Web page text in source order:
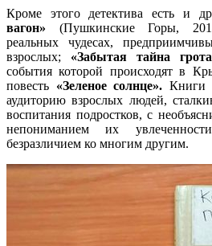
Кроме этого детектива есть и
вагон» (Пушкинские Горы,
реальных чудесах,
взрослых; «Забытая тайна
события которой происходят в
повесть «Зеленое солнце». Книги
аудиторию взрослых людей,
воспитания подростков, с
непониманием их
безразличием ко многим другим.